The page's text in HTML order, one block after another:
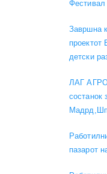
Фестивал
Завршна
проектот
детски
ЛАГ АГРО
состанок
пазарот